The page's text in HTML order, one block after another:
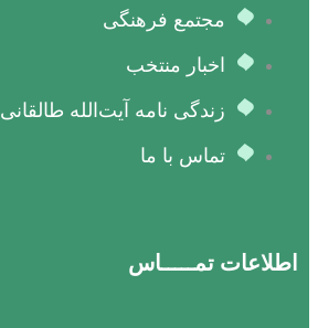
مجتمع فرهنگی
اخبار منتخب
زندگی نامه آیت‌الله طالقانی
تماس با ما
اطلاعات تمـــــاس